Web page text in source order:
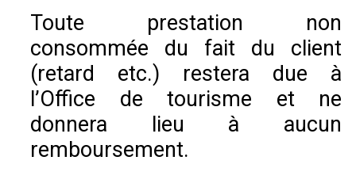
Toute prestation non
consommée du fait du client
(retard etc.) restera due à
l’Office de tourisme et ne
donnera lieu à aucun
remboursement.